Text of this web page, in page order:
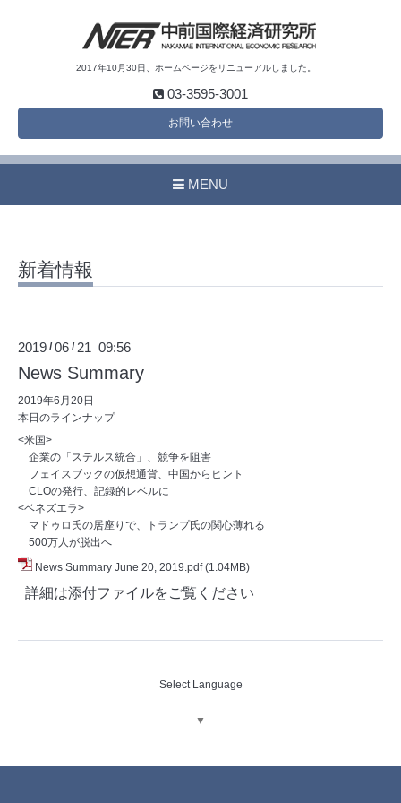
2017年10月30日、ホームページをリニューアルしました。
03-3595-3001
お問い合わせ
MENU
新着情報
2019 /06 / 21 09:56
News Summary
2019年6月20日
本日のラインナップ
<米国>
企業の「ステルス統合」、競争を阻害
フェイスブックの仮想通貨、中国からヒント
CLOの発行、記録的レベルに
<ベネズエラ>
マドゥロ氏の居座りで、トランプ氏の関心薄れる
500万人が脱出へ
News Summary June 20, 2019.pdf (1.04MB)
詳細は添付ファイルをご覧ください
Select Language
▼